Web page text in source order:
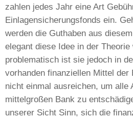
zahlen jedes Jahr eine Art
Einlagensicherungsfonds ein.
werden die Guthaben aus
elegant diese Idee in der
problematisch ist sie jedoch in
vorhanden finanziellen Mittel der
nicht einmal ausreichen, um alle
mittelgroßen Bank zu
unserer Sicht Sinn, sich die